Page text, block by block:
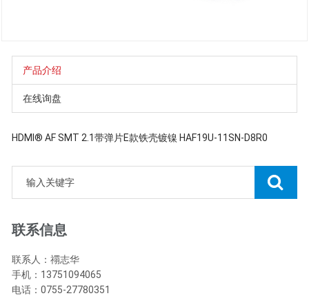
产品介绍
在线询盘
HDMI® AF SMT 2.1带弹片E款铁壳镀镍 HAF19U-11SN-D8R0
联系信息
联系人：禤志华
手机：13751094065
电话：0755-27780351